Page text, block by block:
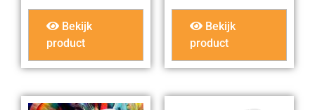
Bekijk
product
Bekijk
product